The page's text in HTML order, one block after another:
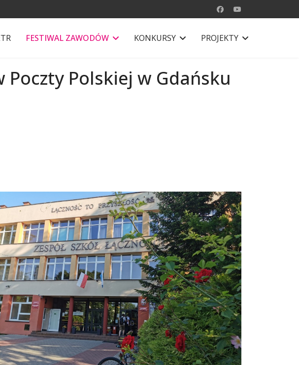
FESTIWAL ZAWODÓW KONKURSY PROJEKTY
Poczty Polskiej w Gdańsku